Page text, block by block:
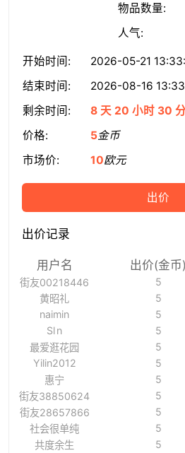
物品数量:
人气:
开始时间:
2026-05-21
结束时间:
2026-08-16
剩余时间:
8 天 20 小时 30
价格:
5金币
市场价:
10欧元
出价
出价记录
用户名 出价(金币)
街友00218446 5
黄昭礼
5
naimin
5
Sl n
5
最爱逛花园
5
Yilin2012
5
惠宁
5
街友38850624
5
街友28657866
5
社会很单纯
5
共度余生
5